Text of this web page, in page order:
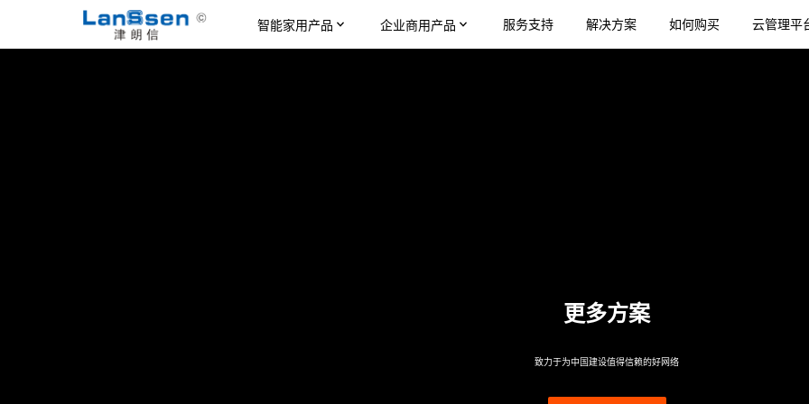
智能家用产品 企业商用产品 服务支持 解决方案 如何购买 云管理平
更多方案
致力于为中国建设值得信赖的好网络